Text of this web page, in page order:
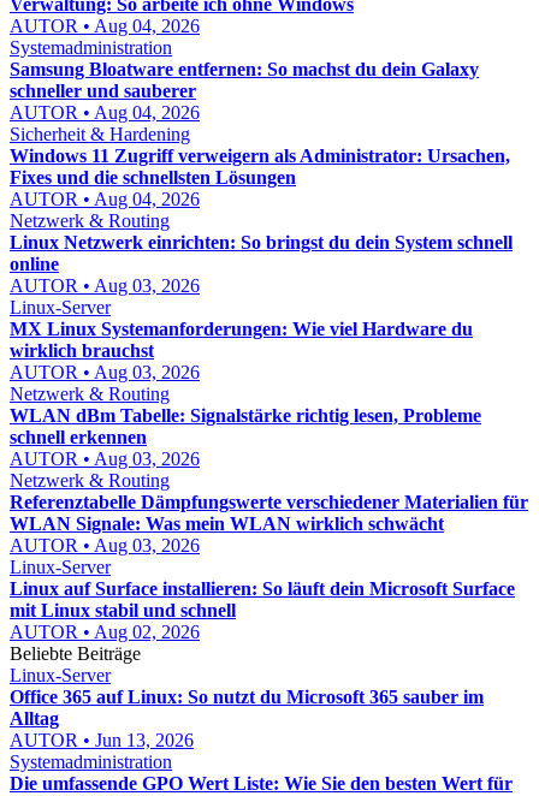
Verwaltung: So arbeite ich ohne Windows
AUTOR • Aug 04, 2026
Systemadministration
Samsung Bloatware entfernen: So machst du dein Galaxy
schneller und sauberer
AUTOR • Aug 04, 2026
Sicherheit & Hardening
Windows 11 Zugriff verweigern als Administrator: Ursachen,
Fixes und die schnellsten Lösungen
AUTOR • Aug 04, 2026
Netzwerk & Routing
Linux Netzwerk einrichten: So bringst du dein System schnell
online
AUTOR • Aug 03, 2026
Linux-Server
MX Linux Systemanforderungen: Wie viel Hardware du
wirklich brauchst
AUTOR • Aug 03, 2026
Netzwerk & Routing
WLAN dBm Tabelle: Signalstärke richtig lesen, Probleme
schnell erkennen
AUTOR • Aug 03, 2026
Netzwerk & Routing
Referenztabelle Dämpfungswerte verschiedener Materialien für
WLAN Signale: Was mein WLAN wirklich schwächt
AUTOR • Aug 03, 2026
Linux-Server
Linux auf Surface installieren: So läuft dein Microsoft Surface
mit Linux stabil und schnell
AUTOR • Aug 02, 2026
Beliebte Beiträge
Linux-Server
Office 365 auf Linux: So nutzt du Microsoft 365 sauber im
Alltag
AUTOR • Jun 13, 2026
Systemadministration
Die umfassende GPO Wert Liste: Wie Sie den besten Wert für